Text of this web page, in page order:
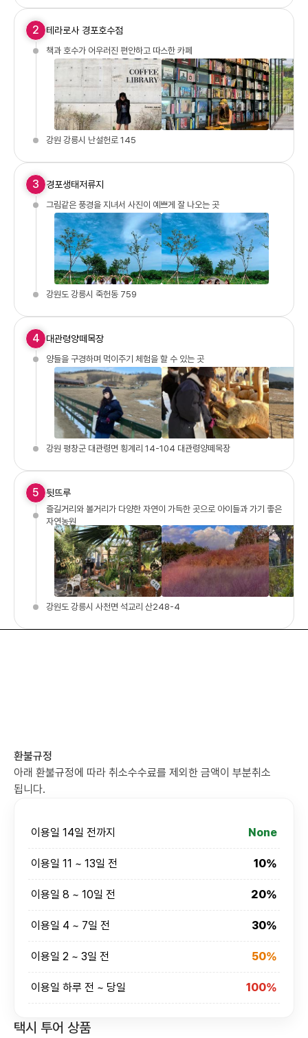
2 테라로사 경포호수점
책과 호수가 어우러진 편안하고 따스한 카페
강원 강릉시 난설헌로 145
3 경포생태저류지
그림같은 풍경을 지녀서 사진이 예쁘게 잘 나오는 곳
강원도 강릉시 죽헌동 759
4 대관령양떼목장
양들을 구경하며 먹이주기 체험을 할 수 있는 곳
강원 평창군 대관령면 횡계리 14-104 대관령양떼목장
5 뒷뜨루
즐길거리와 볼거리가 다양한 자연이 가득한 곳으로 아이들과 가기 좋은
자연농원
강원도 강릉시 사천면 석교리 산248-4
환불규정
아래 환불규정에 따라 취소수수료를 제외한 금액이 부분취소
됩니다.
이용일 14일 전까지 None
이용일 11 ~ 13일 전 10%
이용일 8 ~ 10일 전 20%
이용일 4 ~ 7일 전 30%
이용일 2 ~ 3일 전 50%
이용일 하루 전 ~ 당일 100%
택시 투어 상품